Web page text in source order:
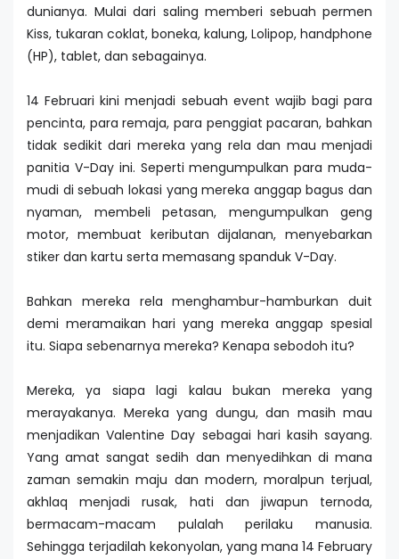
dunianya. Mulai dari saling memberi sebuah permen
Kiss, tukaran coklat, boneka, kalung, Lolipop, handphone
(HP), tablet, dan sebagainya.
14 Februari kini menjadi sebuah event wajib bagi para
pencinta, para remaja, para penggiat pacaran, bahkan
tidak sedikit dari mereka yang rela dan mau menjadi
panitia V-Day ini. Seperti mengumpulkan para muda-
mudi di sebuah lokasi yang mereka anggap bagus dan
nyaman, membeli petasan, mengumpulkan geng
motor, membuat keributan dijalanan, menyebarkan
stiker dan kartu serta memasang spanduk V-Day.
Bahkan mereka rela menghambur-hamburkan duit
demi meramaikan hari yang mereka anggap spesial
itu. Siapa sebenarnya mereka? Kenapa sebodoh itu?
Mereka, ya siapa lagi kalau bukan mereka yang
merayakanya. Mereka yang dungu, dan masih mau
menjadikan Valentine Day sebagai hari kasih sayang.
Yang amat sangat sedih dan menyedihkan di mana
zaman semakin maju dan modern, moralpun terjual,
akhlaq menjadi rusak, hati dan jiwapun ternoda,
bermacam-macam pulalah perilaku manusia.
Sehingga terjadilah kekonyolan, yang mana 14 February